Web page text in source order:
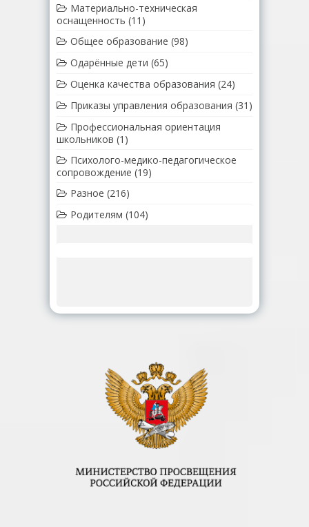
Материально-техническая
оснащенность (11)
Общее образование (98)
Одарённые дети (65)
Оценка качества образования (24)
Приказы управления образования (31)
Профессиональная ориентация
школьников (1)
Психолого-медико-педагогическое
сопровождение (19)
Разное (216)
Родителям (104)